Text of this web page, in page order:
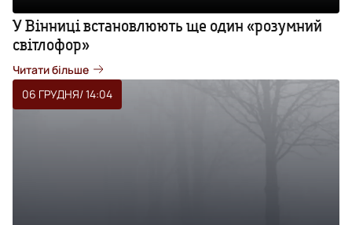
У Вінниці встановлюють ще один «розумний
світлофор»
Читати більше
06 ГРУДНЯ/ 14:04